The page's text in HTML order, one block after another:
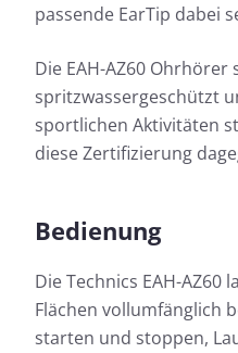
passende EarTip dabei
Die EAH-AZ60 Ohrhörer
spritzwassergeschützt
sportlichen Aktivitäten
diese Zertifizierung
Bedienung
Die Technics EAH-AZ60
Flächen vollumfänglich
starten und stoppen,